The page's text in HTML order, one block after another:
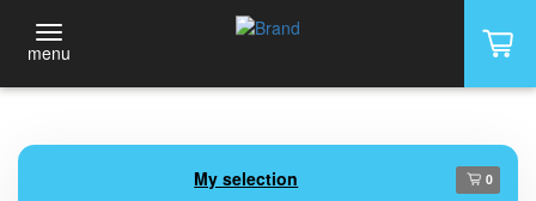
menu
My selection 0